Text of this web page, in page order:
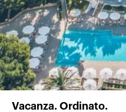
Vacanza. Ordinato.